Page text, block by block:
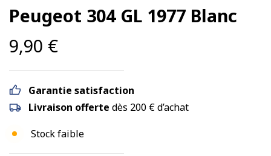
Peugeot 304 GL 1977 Blanc
9,90 €
Garantie satisfaction
Livraison offerte dès 200 € d’achat
Stock faible